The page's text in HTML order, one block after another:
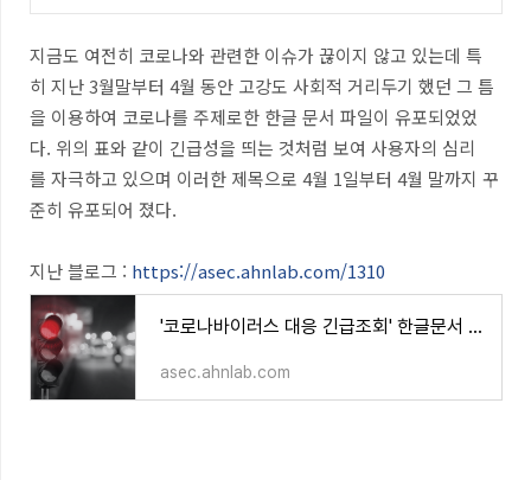
지금도 여전히 코로나와 관련한 이슈가 끊이지 않고 있는데 특
히 지난 3월말부터 4월 동안 고강도 사회적 거리두기 했던 그 틈
을 이용하여 코로나를 주제로한 한글 문서 파일이 유포되었었
다. 위의 표와 같이 긴급성을 띄는 것처럼 보여 사용자의 심리
를 자극하고 있으며 이러한 제목으로 4월 1일부터 4월 말까지 꾸
준히 유포되어 졌다.
지난 블로그 : https://asec.ahnlab.com/1310
'코로나바이러스 대응 긴급조회' 한글문서 악성코드 유포
asec.ahnlab.com